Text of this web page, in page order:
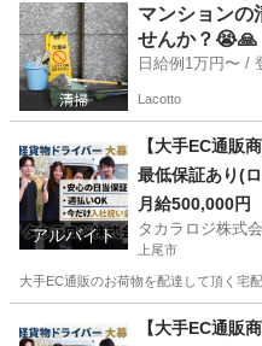
神奈川 横浜市 ドライバー
マンションの
せんか？😭🙏
Lacotto
アルバイト
【大手EC通販
最低保証あり(
普通免許さえあ
月給500,000円
タカラロジ株式
上尾市
大手EC通販のお荷物を配達して頂く宅
ドライバー
【大手EC通販